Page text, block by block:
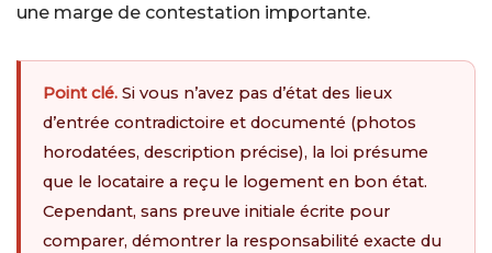
une marge de contestation importante.
Point clé. Si vous n’avez pas d’état des lieux
d’entrée contradictoire et documenté (photos
horodatées, description précise), la loi présume
que le locataire a reçu le logement en bon état.
Cependant, sans preuve initiale écrite pour
comparer, démontrer la responsabilité exacte du